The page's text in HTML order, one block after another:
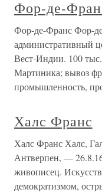
Фор-де-
Фор-де-Франс Фор-
административный
Вест-Индии. 100
Мартиника; вывоз
промышленность,
Халс Франс
Халс Франс Халс,
Антверпен, —
живописец.
демократизмом,